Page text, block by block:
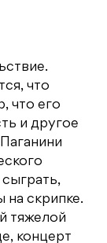
что
что его
и другое
на скрипке.
тяжелой
концерт